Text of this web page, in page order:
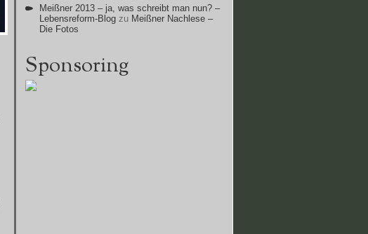
Meißner 2013 – ja, was schreibt man nun? –
Lebensreform-Blog zu Meißner Nachlese –
Die Fotos
Sponsoring